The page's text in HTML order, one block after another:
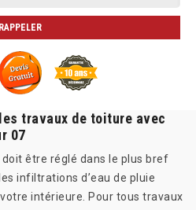
travaux de toiture avec
07
être réglé dans le plus bref
infiltrations d’eau de pluie
intérieure. Pour tous travaux